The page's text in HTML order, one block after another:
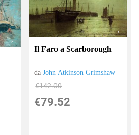
Il Faro a Scarborough
daJohn Atkinson Grimshaw
€142.00
€79.52